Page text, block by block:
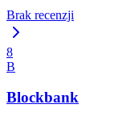
Brak recenzji
8
B
Blockbank